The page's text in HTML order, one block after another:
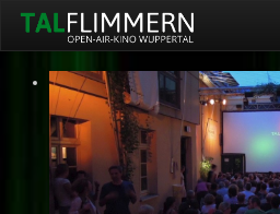
Home
Programm
Service
Ticketinfos